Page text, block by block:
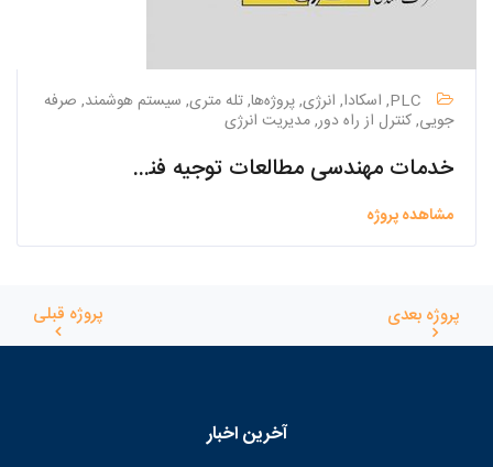
PLC, اسکادا, انرژی, پروژه‌ها, تله متری, سیستم هوشمند, صرفه
جویی, کنترل از راه دور, مدیریت انرژی
خدمات مهندسی مطالعات توجیه فنی، اقتصادی، اجتماعی, زیست محیطی طرح فاضلاب برخی از شهرهای استان یزد
مشاهده پروژه
پروژه قبلی پروژه بعدی
آخرین اخبار